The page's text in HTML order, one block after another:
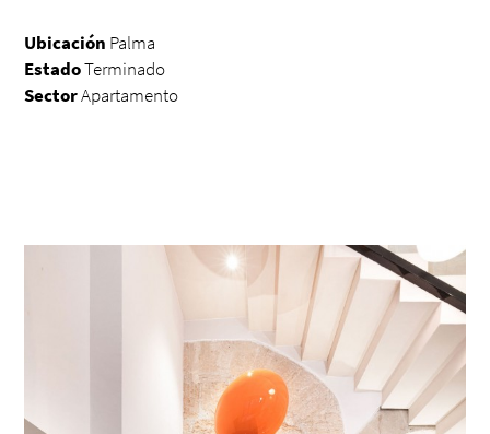
Ubicación Palma
EstadoTerminado
SectorApartamento